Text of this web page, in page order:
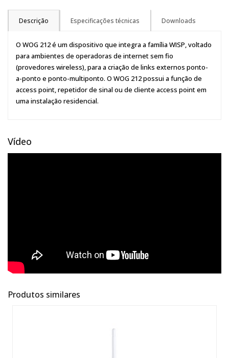
Descrição Especificações técnicas Downloads
O WOG 212 é um dispositivo que integra a família WISP, voltado
para ambientes de operadoras de internet sem fio
(provedores wireless), para a criação de links externos ponto-
a-ponto e ponto-multiponto. O WOG 212 possui a função de
access point, repetidor de sinal ou de cliente access point em
uma instalação residencial.
Vídeo
Produtos similares